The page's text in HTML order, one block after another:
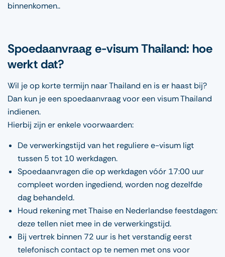
binnenkomen..
Spoedaanvraag e-visum Thailand: hoe
werkt dat?
Wil je op korte termijn naar Thailand en is er haast bij?
Dan kun je een spoedaanvraag voor een visum Thailand
indienen.
Hierbij zijn er enkele voorwaarden:
De verwerkingstijd van het reguliere e-visum ligt
tussen 5 tot 10 werkdagen.
Spoedaanvragen die op werkdagen vóór 17:00 uur
compleet worden ingediend, worden nog dezelfde
dag behandeld.
Houd rekening met Thaise en Nederlandse feestdagen:
deze tellen niet mee in de verwerkingstijd.
Bij vertrek binnen 72 uur is het verstandig eerst
telefonisch contact op te nemen met ons voor